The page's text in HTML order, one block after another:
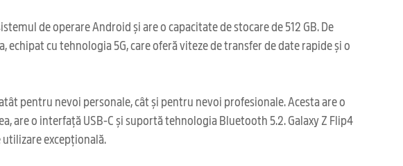
de operare Android și are o capacitate de stocare de 512 GB. De
cu tehnologia 5G, care oferă viteze de transfer de date rapide și o
pentru nevoi personale, cât și pentru nevoi profesionale. Acesta are o
are o interfață USB-C și suportă tehnologia Bluetooth 5.2. Galaxy Z Flip4
excepțională.